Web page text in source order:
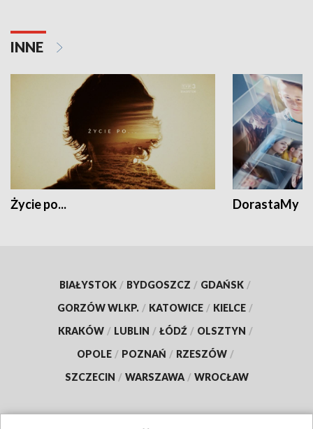
INNE
Życie po... DorastaMy
BIAŁYSTOK / BYDGOSZCZ / GDAŃSK /
GORZÓW WLKP. / KATOWICE / KIELCE /
KRAKÓW / LUBLIN / ŁÓDŹ / OLSZTYN /
OPOLE / POZNAŃ / RZESZÓW /
SZCZECIN / WARSZAWA / WROCŁAW